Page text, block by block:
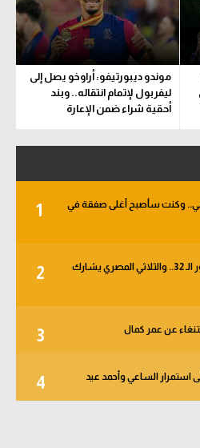
موندو ديبورتيفو: أراوخو يصل إلى
ليفربول لإتمام انتقاله.. وبند
أحقية شراء ضمن الإعارة
1
معي.. وكنت سأصبح أغلى صفقة في
2
خبر في الجول - الأهلي يبدأ من دور الـ 32.. والثلاثي المصري يشارك
3 عن عمر كمال
4 استمرار الساعي وأحمد عيد